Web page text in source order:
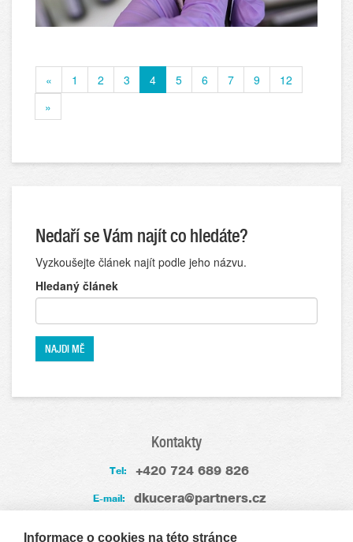
« 1 2 3 4 5 6 7 9
12
»
Nedaří se Vám najít co hledáte?
Vyzkoušejte článek najít podle jeho názvu.
Hledaný článek
Kontakty
Tel: +420 724 689 826
E-mail: dkucera@partners.cz
Zkušenosti
Informace o cookies na této stránce